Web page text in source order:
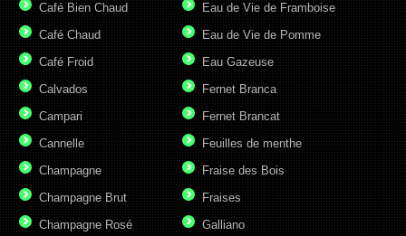
Café Bien Chaud
Café Chaud
Café Froid
Calvados
Campari
Cannelle
Champagne
Champagne Brut
Champagne Rosé
Eau de Vie de Framboise
Eau de Vie de Pomme
Eau Gazeuse
Fernet Branca
Fernet Brancat
Feuilles de menthe
Fraise des Bois
Fraises
Galliano